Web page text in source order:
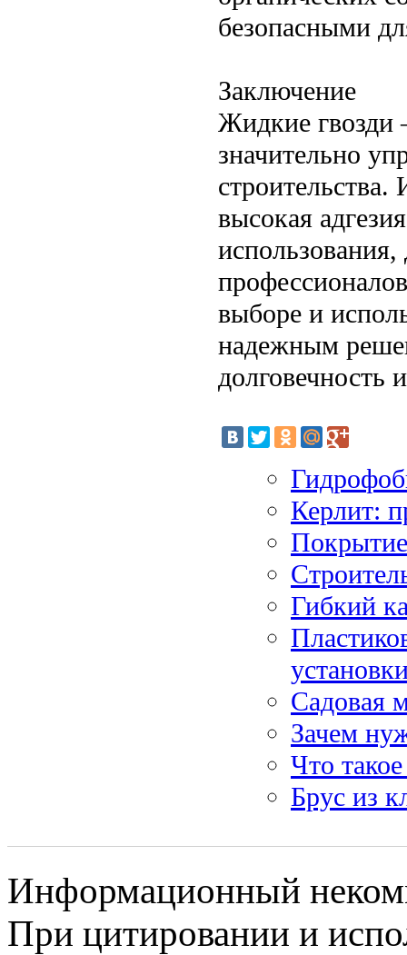
безопасными
Заключение
Жидкие
значительно
высокая
выборе и
надежным
долговечность
Керлит:
Гибкий
Садовая
Зачем
Что
Брус из
Информационный
При цитировании и